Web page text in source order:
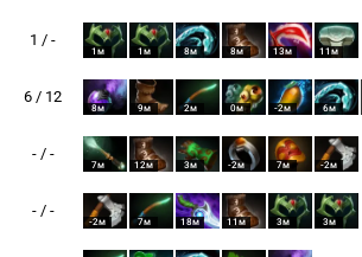
1 / -
1м 1м 8м 8м 13м 11м
6 / 12
8м 9м 2м 0м -2м 6м
- / -
7м 12м 3м -2м 7м -2м
- / -
-2м 7м 18м 11м 3м 3м